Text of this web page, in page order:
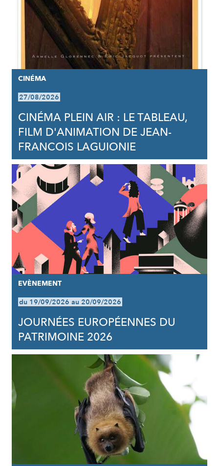
CINÉMA
27/08/2026
CINÉMA PLEIN AIR : LE TABLEAU,
FILM D'ANIMATION DE JEAN-
FRANCOIS LAGUIONIE
EVÈNEMENT
du 19/09/2026 au 20/09/2026
JOURNÉES EUROPÉENNES DU
PATRIMOINE 2026